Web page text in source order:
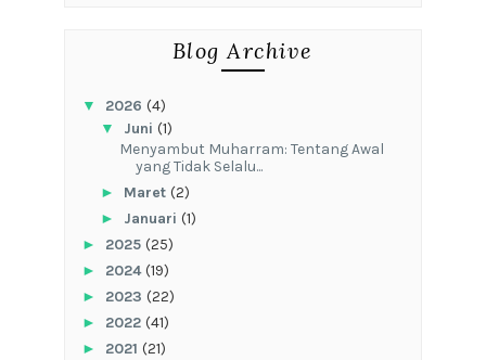
Blog Archive
▼ 2026 (4)
▼ Juni (1)
Menyambut Muharram: Tentang Awal
yang Tidak Selalu...
► Maret (2)
► Januari (1)
► 2025 (25)
► 2024(19)
► 2023 (22)
► 2022 (41)
► 2021 (21)